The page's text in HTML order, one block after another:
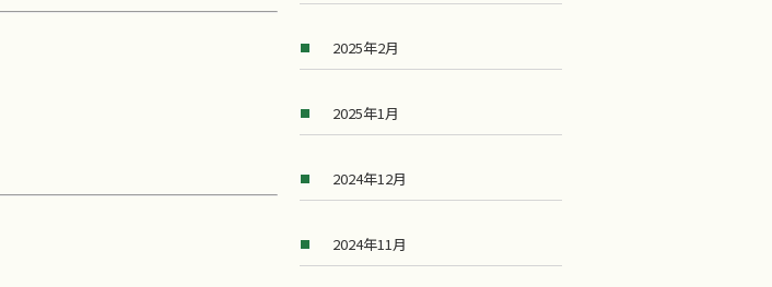
2025年2月
2025年1月
2024年12月
2024年11月